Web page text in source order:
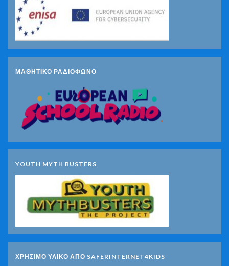
ΜΑΘΗΤΙΚΟ ΡΑΔΙΟΦΩΝΟ
YOUTH MYTH BUSTERS
ΧΡΗΣΙΜΟ ΥΛΙΚΟ ΑΠΟ SAFERINTERNET4KIDS